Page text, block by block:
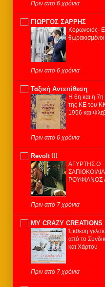
Πριν από 6 χρόνια
ΓΙΩΡΓΟΣ ΣΑΡΡΗΣ
Κορωνοιός-
Πριν από 6 χρόνια
Ταξική Αντεπίθεση
Η 6η και η 7η
της ΚΕ του
1956 και
Πριν από 6 χρόνια
Revolt !!!
ΑΓΥΡΤΗΣ Ο
ΡΟΥΦΙΑΝΟΣ
Πριν από 7 χρόνια
MY CRAZY CREATIONS
Έκθεση
από το
και Χάρτου
Πριν από 7 χρόνια